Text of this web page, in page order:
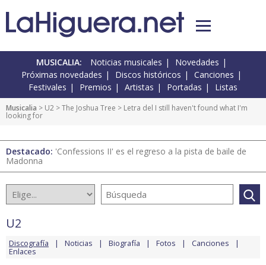
MUSICALIA: Noticias musicales
Novedades
Próximas novedades
Discos históricos
Canciones
Festivales
Premios Artistas Portadas Listas
Musicalia > U2 >The Joshua Tree > Letra del I still haven't found what I'm
looking for
Destacado: 'Confessions II' es el regreso a la pista de baile de
Madonna
U2
Discografía Noticias Biografía Fotos Canciones
Enlaces